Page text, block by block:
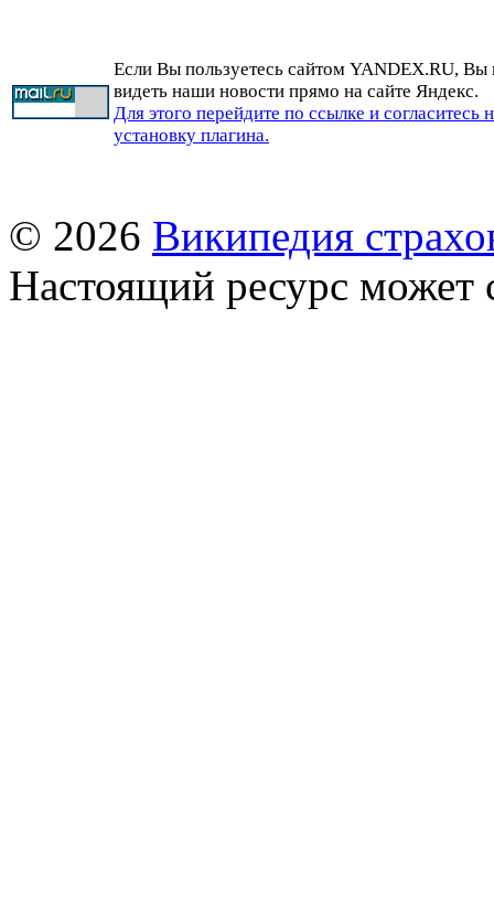
Если Вы пользуетесь сайтом YANDEX.RU, Вы
видеть наши новости прямо на сайте Яндекс.
Для этого перейдите по ссылке и согласитесь
установку плагина.
© 2026 Википедия
Настоящий ресурс может